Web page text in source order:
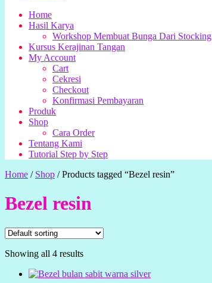
Home
Hasil Karya
Workshop Membuat Bunga Dari Stocking
Kursus Kerajinan Tangan
My Account
Cart
Cekresi
Checkout
Konfirmasi Pembayaran
Produk
Shop
Cara Order
Tentang Kami
Tutorial Step by Step
Home / Shop /Products tagged “Bezel resin”
Bezel resin
Showing all 4 results